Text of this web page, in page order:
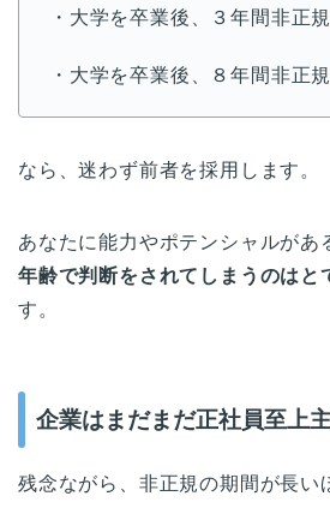
・大学を卒業後、３年間非正
・大学を卒業後、８年間非正
なら、迷わず前者を採用します。
あなたに能力やポテンシャルがあ
年齢で判断をされてしまうのはと
す。
企業はまだまだ正社員至上
残念ながら、非正規の期間が長い